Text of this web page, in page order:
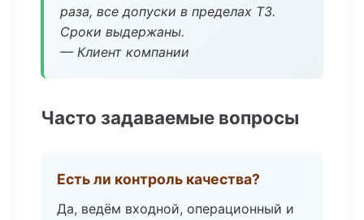
раза, все допуски в пределах ТЗ.
Сроки выдержаны.
— Клиент компании
Часто задаваемые вопросы
Есть ли контроль качества?
Да, ведём входной, операционный и